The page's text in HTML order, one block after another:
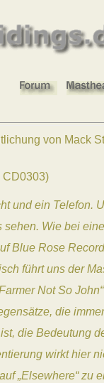
von Mack
CD0303)
und ein Telefon.
Wie bei
Blue Rose
führt uns der
Not So
die
die Bedeutung
wirkt hier
„Elsewhere“ zu